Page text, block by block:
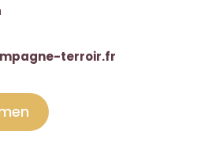
terroir.fr